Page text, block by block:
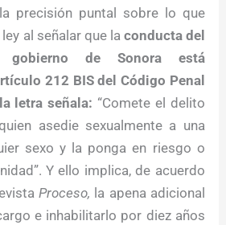
precisión puntal sobre lo que
al señalar que la conducta del
gobierno de Sonora está
212 BIS del Código Penal
letra señala: “Comete el delito
asedie sexualmente a una
sexo y la ponga en riesgo o
Y ello implica, de acuerdo
Proceso, la apena adicional
e inhabilitarlo por diez años